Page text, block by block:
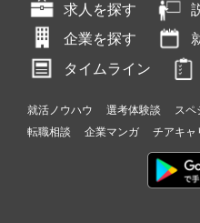
求人を探す
企業を探す
タイムライン
就活ノウハウ 選考体験談 スペ
転職相談
企業マンガ チアキャ